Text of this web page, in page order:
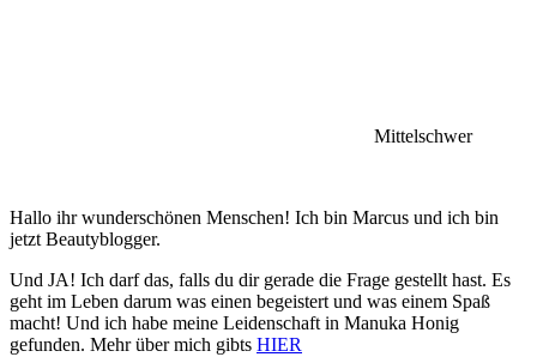
Mittelschwer
Hallo ihr wunderschönen Menschen! Ich bin Marcus und ich bin
jetzt Beautyblogger.
Und JA! Ich darf das, falls du dir gerade die Frage gestellt hast. Es
geht im Leben darum was einen begeistert und was einem Spaß
macht! Und ich habe meine Leidenschaft in Manuka Honig
gefunden. Mehr über mich gibts HIER